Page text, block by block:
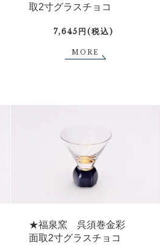
取2寸グラスチョコ
7,645円(税込)
MORE
★福泉窯 呉須巻金彩
面取2寸グラスチョコ